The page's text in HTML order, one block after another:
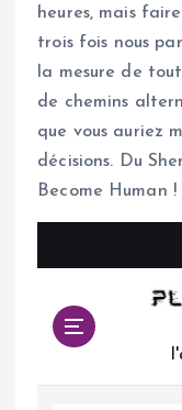
heures, mais
trois fois nous
la mesure de
de chemins
que vous auriez
décisions. Du
Become Human !